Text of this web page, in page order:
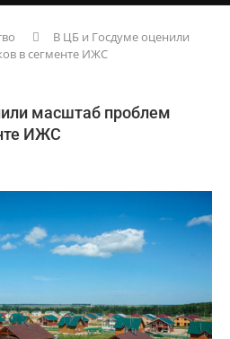
В ЦБ и Госдуме оценили
в сегменте ИЖС
масштаб проблем
ИЖС